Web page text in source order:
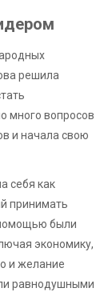
решила
много вопросов
и начала свою
себя как
принимать
были
экономику,
и желание
равнодушными